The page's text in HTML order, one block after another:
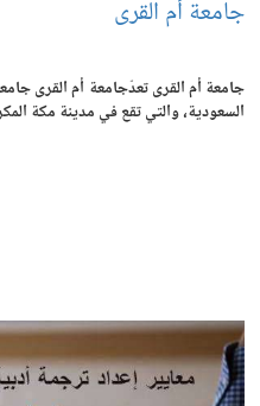
جامعة أم القرى
جامعة أم القرى تعدّجامعة أم القرى
السعودية، والتي تقع في مدينة مكة